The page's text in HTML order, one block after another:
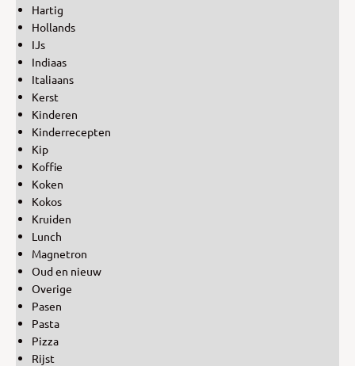
Hartig
Hollands
IJs
Indiaas
Italiaans
Kerst
Kinderen
Kinderrecepten
Kip
Koffie
Koken
Kokos
Kruiden
Lunch
Magnetron
Oud en nieuw
Overige
Pasen
Pasta
Pizza
Rijst